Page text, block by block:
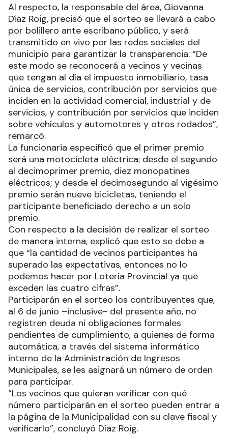
Al respecto, la responsable del área, Giovanna
Díaz Roig, precisó que el sorteo se llevará a cabo
por bolillero ante escribano público, y será
transmitido en vivo por las redes sociales del
municipio para garantizar la transparencia: “De
este modo se reconocerá a vecinos y vecinas
que tengan al día el impuesto inmobiliario, tasa
única de servicios, contribución por servicios que
inciden en la actividad comercial, industrial y de
servicios, y contribución por servicios que inciden
sobre vehículos y automotores y otros rodados”,
remarcó.
La funcionaria especificó que el primer premio
será una motocicleta eléctrica; desde el segundo
al decimoprimer premio, diez monopatines
eléctricos; y desde el decimosegundo al vigésimo
premio serán nueve bicicletas, teniendo el
participante beneficiado derecho a un solo
premio.
Con respecto a la decisión de realizar el sorteo
de manera interna, explicó que esto se debe a
que “la cantidad de vecinos participantes ha
superado las expectativas, entonces no lo
podemos hacer por Lotería Provincial ya que
exceden las cuatro cifras”.
Participarán en el sorteo los contribuyentes que,
al 6 de junio –inclusive- del presente año, no
registren deuda ni obligaciones formales
pendientes de cumplimiento, a quienes de forma
automática, a través del sistema informático
interno de la Administración de Ingresos
Municipales, se les asignará un número de orden
para participar.
“Los vecinos que quieran verificar con qué
número participarán en el sorteo pueden entrar a
la página de la Municipalidad con su clave fiscal y
verificarlo”, concluyó Díaz Roig.